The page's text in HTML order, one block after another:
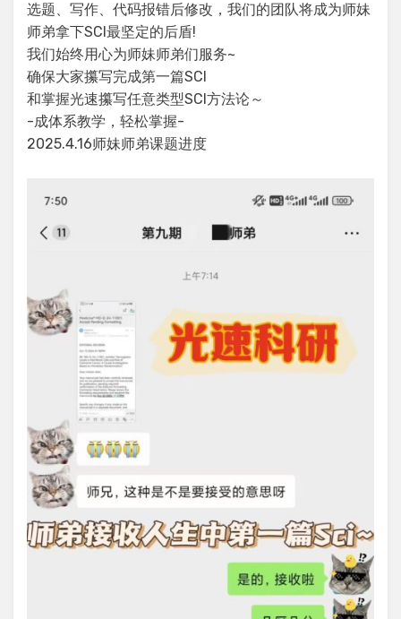
选题、写作、代码报错后修改，我们的团队将成为师妹
师弟拿下SCI最坚定的后盾!
我们始终用心为师妹师弟们服务~
确保大家攥写完成第一篇SCI
和掌握光速攥写任意类型SCI方法论～
-成体系教学，轻松掌握-
2025.4.16师妹师弟课题进度